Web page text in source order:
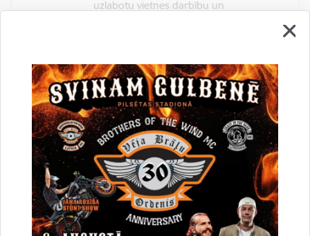
uzlabotu vietnes darbību un
statistisko datu iegūšanai par to, kā
apmeklētājs izmanto vietni.
2 gadi
_gat
Statistikas sīkdatnes (nepieciešamas, lai
uzlabotu vietnes darbību un
pakalpojumus)